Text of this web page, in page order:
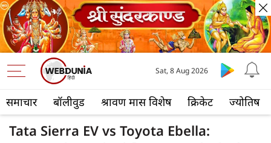
समाचार बॉलीवुड श्रावण मास विशेष क्रिकेट ज्योतिष
Sat, 8 Aug 2026
Tata Sierra EV vs Toyota Ebella: